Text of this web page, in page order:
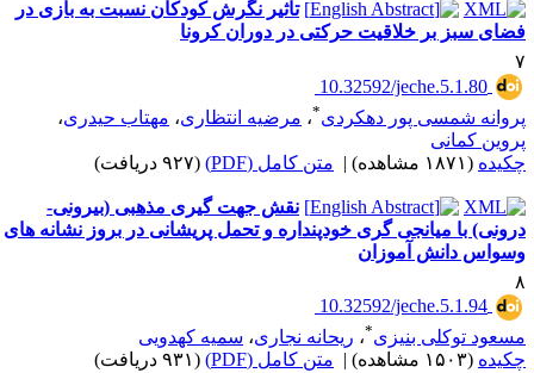
تاثیر نگرش کودکان نسبت به بازی در
سبز بر خلاقیت حرکتی در دوران کرونا
‎ 10.32592/jeche.5.1.80
شمسی پور دهکردی
،مرضیه انتظاری ،مهتاب حیدری ،
کمانی
(۱۸۷۱ مشاهده) | متن کامل (PDF) (۹۲۷ دریافت)
نقش جهت گیری مذهبی (بیرونی-
با میانجی گری خودپنداره و تحمل پریشانی در بروز نشانه های
دانش آموزان
‎ 10.32592/jeche.5.1.94
توکلی بنیزی
،ریحانه نجاری ،سمیه کهدویی
(۱۵۰۳ مشاهده) | متن کامل (PDF) (۹۳۱ دریافت)